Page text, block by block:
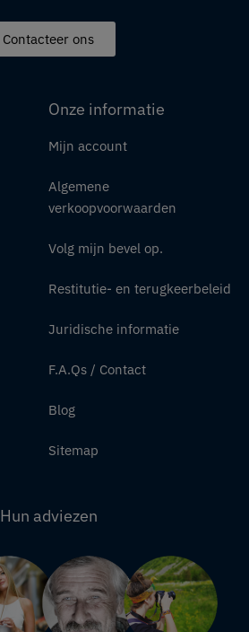
Contacteer ons
Onze informatie
Mijn account
Algemene
verkoopvoorwaarden
Volg mijn bevel op.
Restitutie- en terugkeerbeleid
Juridische informatie
F.A.Qs / Contact
Blog
Sitemap
Hun adviezen